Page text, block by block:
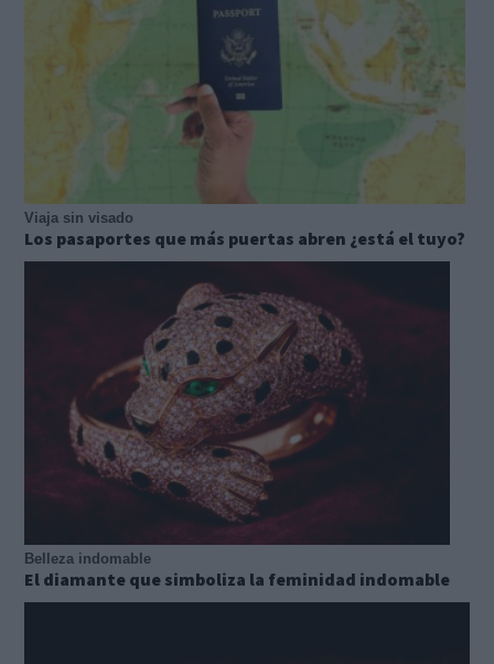
Viaja sin visado
Los pasaportes que más puertas abren ¿está el tuyo?
Belleza indomable
El diamante que simboliza la feminidad indomable